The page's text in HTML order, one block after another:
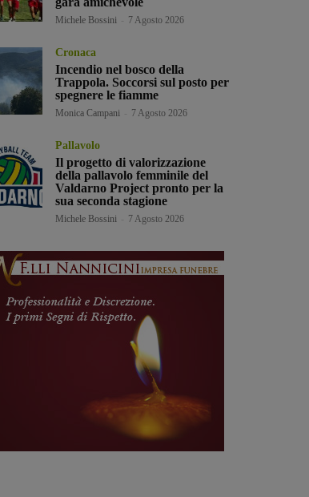
Michele Bossini 7 Agosto 2026
Cronaca
Incendio nel bosco della
Trappola. Soccorsi sul posto per
spegnere le fiamme
Monica Campani 7 Agosto 2026
Pallavolo
Il progetto di valorizzazione
della pallavolo femminile del
Valdarno Project pronto per la
sua seconda stagione
Michele Bossini 7 Agosto 2026